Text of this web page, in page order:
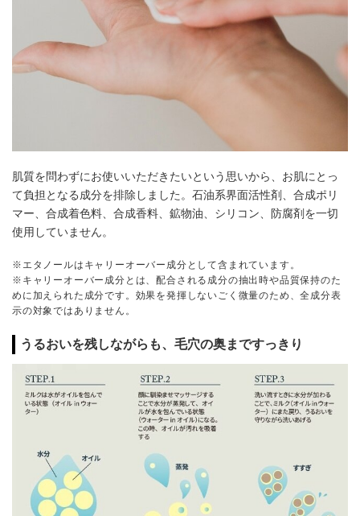
肌質を問わずにお使いいただきたいという思いから、お肌にとっ
て負担となる成分を排除しました。石油系界面活性剤、合成ポリ
マー、合成着色料、合成香料、鉱物油、シリコン、防腐剤を一切
使用していません。
※エタノールはキャリーオーバー成分として含まれています。
※キャリーオーバー成分とは、配合される成分の抽出時や品質保持のた
めに加えられた成分です。効果を発揮しないごく微量のため、全成分表
示の対象ではありません。
うるおいを残しながらも、毛穴の奥まですっきり